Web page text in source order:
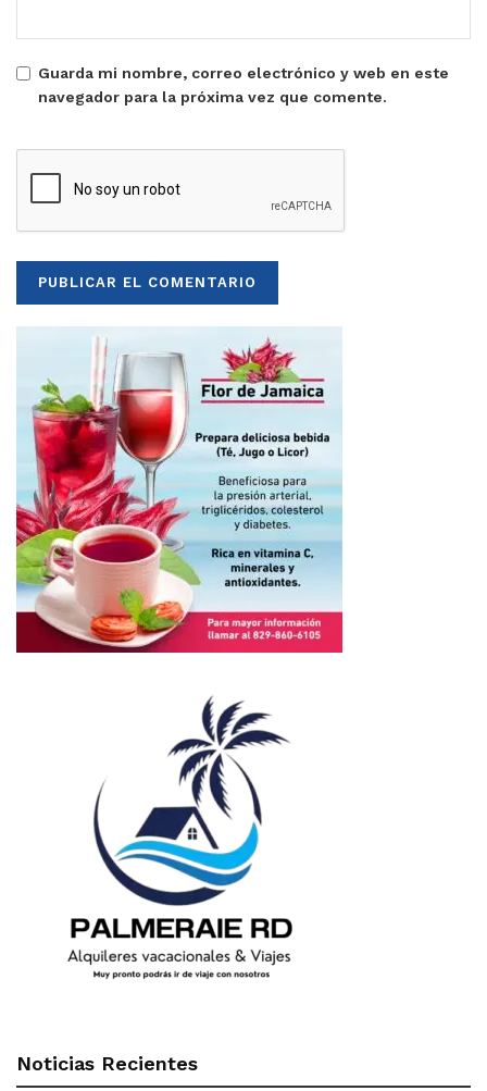
Guarda mi nombre, correo electrónico y web en este
navegador para la próxima vez que comente.
Noticias Recientes